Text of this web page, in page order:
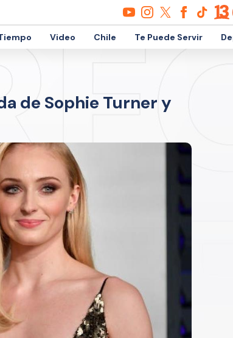
Video Chile Te Puede Servir
de Sophie Turner y